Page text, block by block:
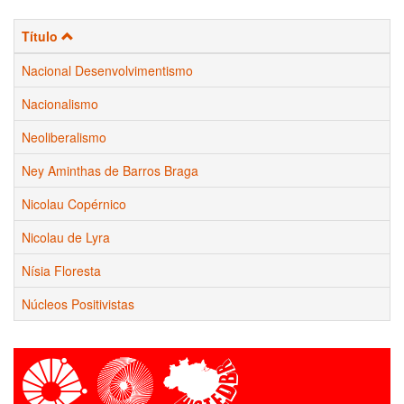
Título
Nacional Desenvolvimentismo
Nacionalismo
Neoliberalismo
Ney Aminthas de Barros Braga
Nicolau Copérnico
Nicolau de Lyra
Nísia Floresta
Núcleos Positivistas